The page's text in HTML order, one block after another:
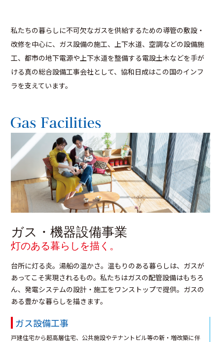
私たちの暮らしに不可欠なガスを供給するための導管の敷設・
改修を中心に、ガス設備の施工、上下水道、空調などの設備施
工、都市の地下電源や上下水道を整備する電設土木などを手が
ける真の総合設備工事会社として、協和日成はこの国のインフ
ラを支えています。
ガス・機器設備事業
灯のある暮らしを描く。
台所に灯る炎。湯船の温かさ。温もりのある暮らしは、ガスが
あってこそ実現されるもの。私たちはガスの配管設備はもちろ
ん、発電システムの設計・施工をワンストップで提供。ガスの
ある豊かな暮らしを描きます。
ガス設備工事
戸建住宅から超高層住宅、公共施設やテナントビル等の新・増改築に伴